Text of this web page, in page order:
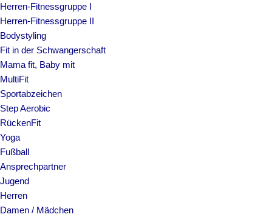
Herren-Fitnessgruppe I
Herren-Fitnessgruppe II
Bodystyling
Fit in der Schwangerschaft
Mama fit, Baby mit
MultiFit
Sportabzeichen
Step Aerobic
RückenFit
Yoga
Fußball
Ansprechpartner
Jugend
Herren
Damen / Mädchen